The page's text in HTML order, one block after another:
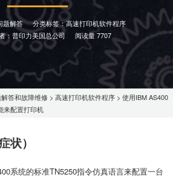
题解答
分类标签：高速打印机软件程序
：普印力美国总公司
阅读量 7707
答和故障维修 > 高速打印机软件程序 > 使用IBM AS400
来配置打印机
状）
系统的标准TN5250指令仿真语言来配置一台